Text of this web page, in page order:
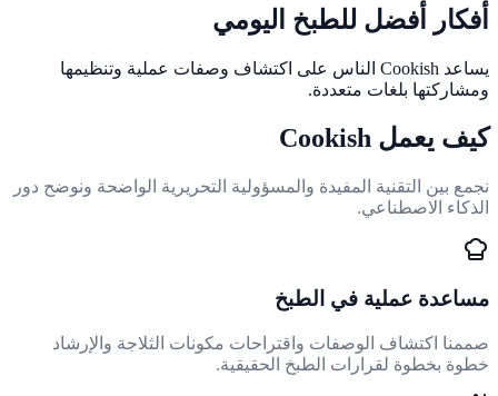
أفكار أفضل للطبخ اليومي
يساعد Cookish الناس على اكتشاف وصفات عملية وتنظيمها
ومشاركتها بلغات متعددة.
كيف يعمل Cookish
نجمع بين التقنية المفيدة والمسؤولية التحريرية الواضحة ونوضح دور
الذكاء الاصطناعي.
مساعدة عملية في الطبخ
صممنا اكتشاف الوصفات واقتراحات مكونات الثلاجة والإرشاد
خطوة بخطوة لقرارات الطبخ الحقيقية.